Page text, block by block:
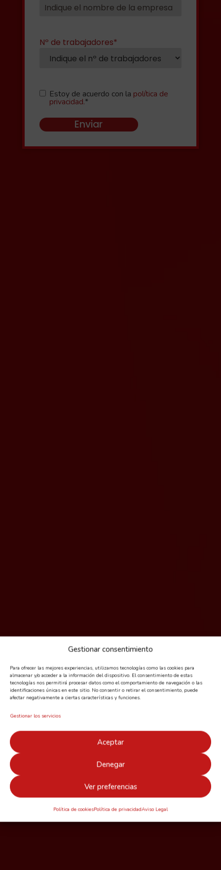
Gestionar consentimiento
Para ofrecer las mejores experiencias, utilizamos tecnologías como las cookies para
almacenar y/o acceder a la información del dispositivo. El consentimiento de estas
tecnologías nos permitirá procesar datos como el comportamiento de navegación o las
identificaciones únicas en este sitio. No consentir o retirar el consentimiento, puede
afectar negativamente a ciertas características y funciones.
Gestionar los servicios
Aceptar
Denegar
Ver preferencias
Política de cookiesPolítica de privacidadAviso Legal
Nº de trabajadores*
Consentimiento*
Estoy de acuerdo con la política de
privacidad.*